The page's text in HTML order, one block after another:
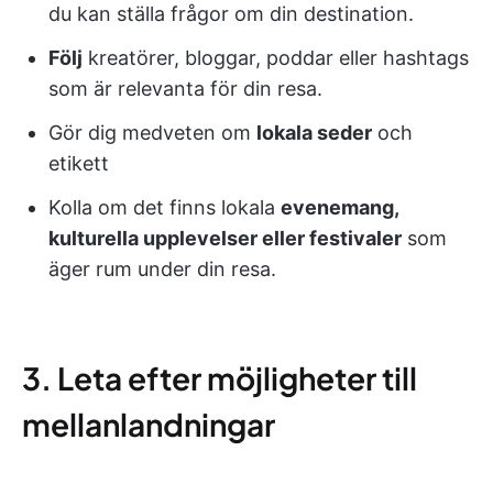
du kan ställa frågor om din destination.
Följ kreatörer, bloggar, poddar eller hashtags
som är relevanta för din resa.
Gör dig medveten om lokala seder och
etikett
Kolla om det finns lokala evenemang,
kulturella upplevelser eller festivaler som
äger rum under din resa.
3. Leta efter möjligheter till
mellanlandningar